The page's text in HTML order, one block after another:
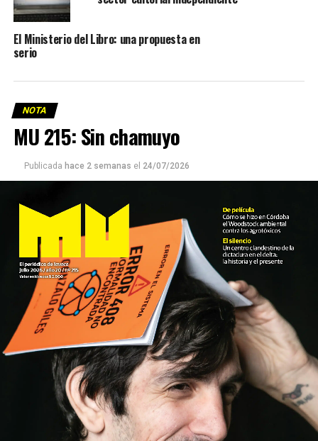
El Ministerio del Libro: una propuesta en
serio
NOTA
MU 215: Sin chamuyo
Publicada hace 2 semanas el 24/07/2026